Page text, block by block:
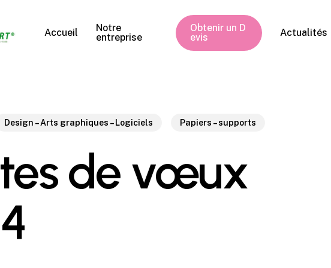
Accueil
Notre
entreprise
Obtenir un D
evis Actualités
Design – Arts graphiques – Logiciels Papiers – supports
de vœux